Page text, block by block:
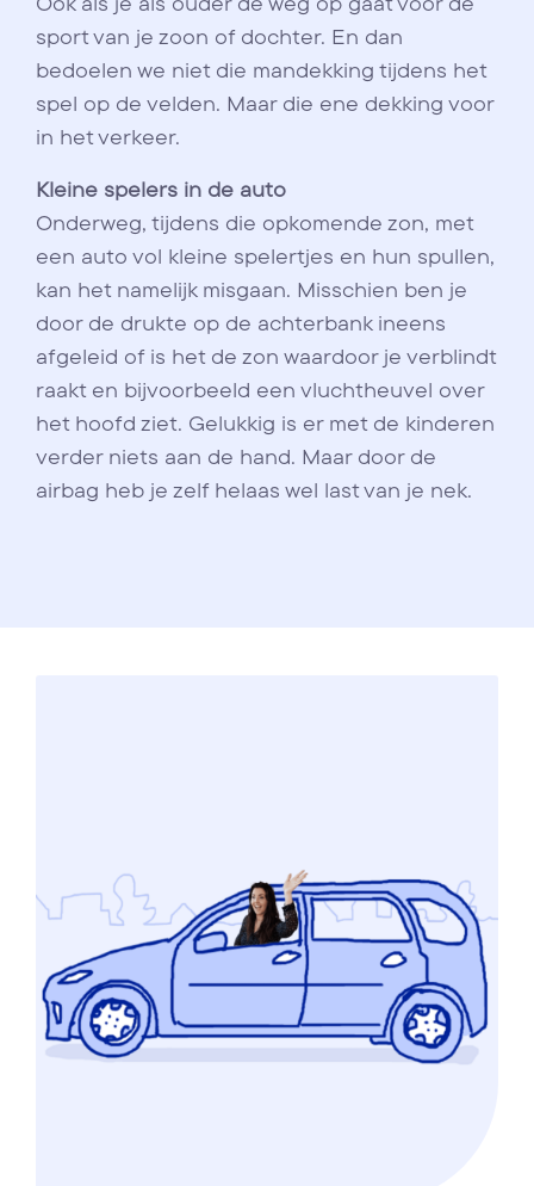
sport van je zoon of dochter. En dan
bedoelen we niet die mandekking tijdens het
spel op de velden. Maar die ene dekking voor
in het verkeer.
Kleine spelers in de auto
Onderweg, tijdens die opkomende zon, met
een auto vol kleine spelertjes en hun spullen,
kan het namelijk misgaan. Misschien ben je
door de drukte op de achterbank ineens
afgeleid of is het de zon waardoor je verblindt
raakt en bijvoorbeeld een vluchtheuvel over
het hoofd ziet. Gelukkig is er met de kinderen
verder niets aan de hand. Maar door de
airbag heb je zelf helaas wel last van je nek.